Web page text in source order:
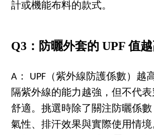
計或機能布料的款式。
Q3：防曬外套的 UPF 值
A： UPF（紫外線防護係數）越
隔紫外線的能力越強，但不代
舒適。挑選時除了關注防曬係
氣性、排汗效果與實際使用情